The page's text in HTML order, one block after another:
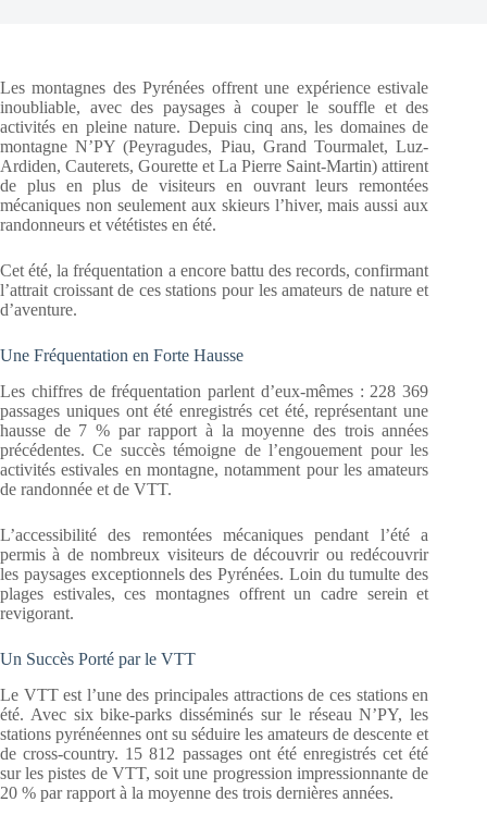
Les montagnes des Pyrénées offrent une expérience estivale
inoubliable, avec des paysages à couper le souffle et des
activités en pleine nature. Depuis cinq ans, les domaines de
montagne N’PY (Peyragudes, Piau, Grand Tourmalet, Luz-
Ardiden, Cauterets, Gourette et La Pierre Saint-Martin) attirent
de plus en plus de visiteurs en ouvrant leurs remontées
mécaniques non seulement aux skieurs l’hiver, mais aussi aux
randonneurs et vététistes en été.
Cet été, la fréquentation a encore battu des records, confirmant
l’attrait croissant de ces stations pour les amateurs de nature et
d’aventure.
Une Fréquentation en Forte Hausse
Les chiffres de fréquentation parlent d’eux-mêmes : 228 369
passages uniques ont été enregistrés cet été, représentant une
hausse de 7 % par rapport à la moyenne des trois années
précédentes. Ce succès témoigne de l’engouement pour les
activités estivales en montagne, notamment pour les amateurs
de randonnée et de VTT.
L’accessibilité des remontées mécaniques pendant l’été a
permis à de nombreux visiteurs de découvrir ou redécouvrir
les paysages exceptionnels des Pyrénées. Loin du tumulte des
plages estivales, ces montagnes offrent un cadre serein et
revigorant.
Un Succès Porté par le VTT
Le VTT est l’une des principales attractions de ces stations en
été. Avec six bike-parks disséminés sur le réseau N’PY, les
stations pyrénéennes ont su séduire les amateurs de descente et
de cross-country. 15 812 passages ont été enregistrés cet été
sur les pistes de VTT, soit une progression impressionnante de
20 % par rapport à la moyenne des trois dernières années.